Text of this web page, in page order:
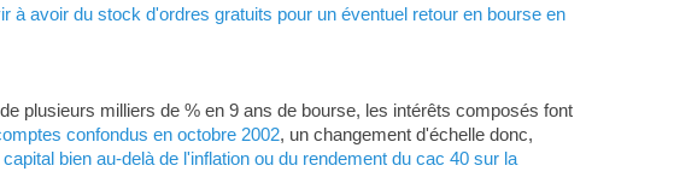
à avoir du stock d'ordres gratuits pour un éventuel retour en bourse en
plusieurs milliers de % en 9 ans de bourse, les intérêts composés font
confondus en octobre 2002, un changement d'échelle donc,
bien au-delà de l'inflation ou du rendement du cac 40 sur la